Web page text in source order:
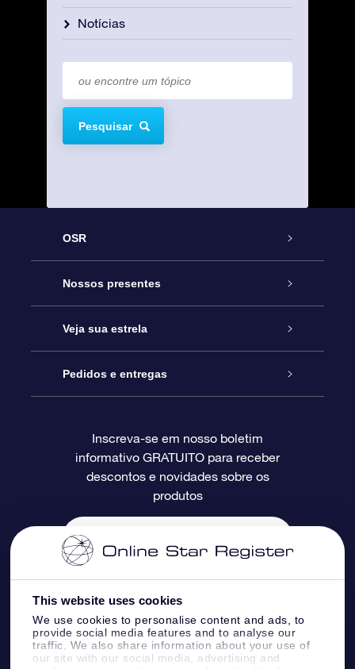
This website uses cookies
We use cookies to personalise content and ads, to
provide social media features and to analyse our
traffic. We also share information about your use of
our site with our social media, advertising and
Notícias
Pesquisar
OSR
Serviço
Entre em contato conosco
Blog
Avaliações
Nossos presentes
Presente estrelar on-line
Pacote de presente da OSR
O cartão de presente da OSR
Presentes corporativos
Veja sua estrela
Star Register
Página estelar personalizada
Um Milhão de Estrelas
OSR Starsaver
Aplicativo RV Fly me to the stars
Pedidos e entregas
Informações de pagamento
Política de devolução
Constelações
Inscreva-se em nosso boletim
informativo GRATUITO para receber
descontos e novidades sobre os
produtos